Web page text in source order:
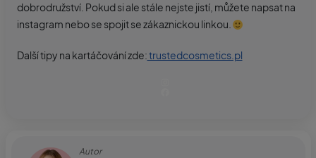
dobrodružství. Pokud si ale stále nejste jistí, můžete napsat na
instagram nebo se spojit se zákaznickou linkou.
Další tipy na kartáčování zde:trustedcosmetics.pl
Autor